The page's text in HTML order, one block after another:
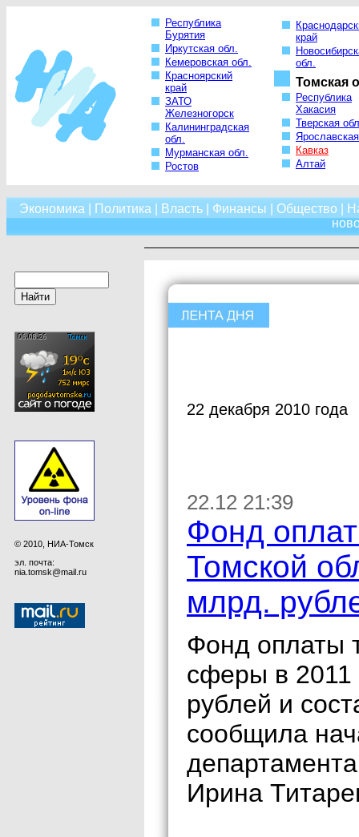
Республика
Бурятия
Иркутская обл.
Кемеровская обл.
Красноярский
край
ЗАТО
Железногорск
Калининградская
обл.
Мурманская обл.
Ростов
край
обл.
Томская
Республика
Хакасия
Тверская
Кавказ
Алтай
Экономика Политика Власть| Финансы Общество
© 2010, НИА-Томск
эл. почта:
nia.tomsk@mail.ru
22 декабря 2010 года
22.12 21:39
Фонд
Томской
млрд.
Фонд оплаты
сферы в 2011
рублей и
сообщила
Ирина